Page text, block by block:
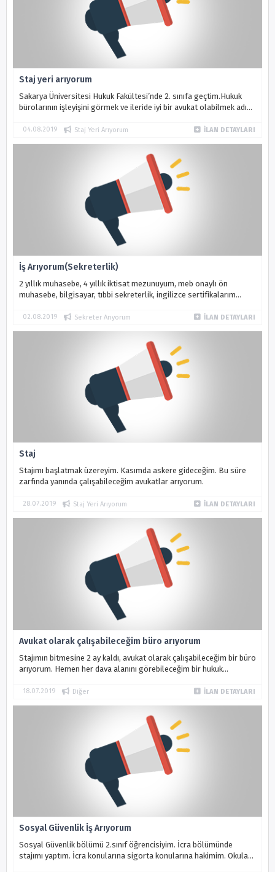
Staj yeri arıyorum
Sakarya Üniversitesi Hukuk Fakültesi’nde 2. sınıfa geçtim.Hukuk
bürolarının işleyişini görmek ve ileride iyi bir avukat olabilmek adına
04.08.2019 Staj Yeri Arıyorum İLAN DETAYLARI
İş Arıyorum(Sekreterlik)
2 yıllık muhasebe, 4 yıllık iktisat mezunuyum, meb onaylı ön
muhasebe, bilgisayar, tıbbi sekreterlik, ingilizce sertifikalarım
firması...
02.08.2019 Sekreter Arıyorum İLAN DETAYLARI
Staj
Stajımı başlatmak üzereyim. Kasımda askere gideceğim. Bu süre
zarfında yanında çalışabileceğim avukatlar arıyorum.
28.07.2019 Staj Yeri Arıyorum İLAN DETAYLARI
Avukat olarak çalışabileceğim büro arıyorum
Stajımın bitmesine 2 ay kaldı, avukat olarak çalışabileceğim bir büro
arıyorum. Hemen her dava alanını görebileceğim bir hukuk
ŞEKER saye...
18.07.2019 Diğer İLAN DETAYLARI
Sosyal Güvenlik İş Arıyorum
Sosyal Güvenlik bölümü 2.sınıf öğrencisiyim. İcra bölümünde
stajımı yaptım. İcra konularına sigorta konularına hakimim. Okula